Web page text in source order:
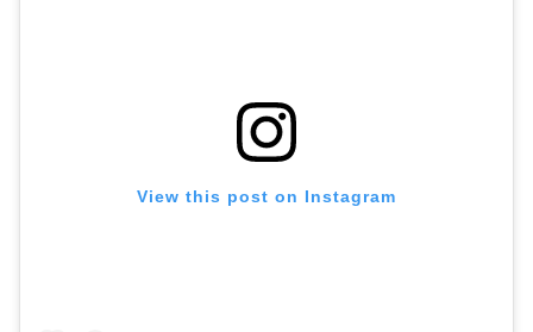
View this post on Instagram